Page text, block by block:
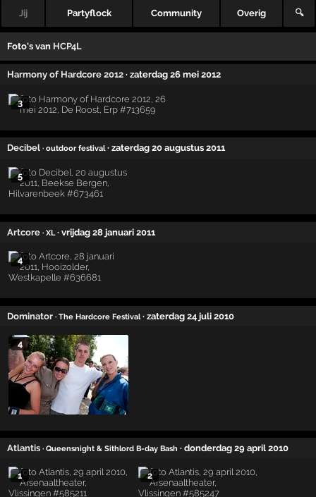
Jij Partyflock Community Overig 🔍
Foto's van HCP4L
Harmony of Hardcore 2012 · zaterdag 26 mei 2012
3
Decibel · outdoor festival · zaterdag 20 augustus 2011
5
Artcore · XL · vrijdag 28 januari 2011
4
Dominator · The Hardcore Festival · zaterdag 24 juli 2010
4
Atlantis · Queensnight & Sithlord B-day Bash · donderdag 29 april 2010
1 2